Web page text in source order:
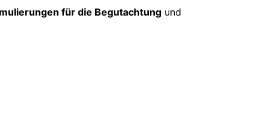
für die Begutachtung und